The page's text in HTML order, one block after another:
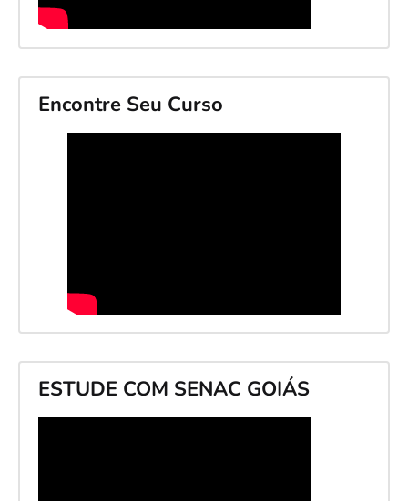
Encontre Seu Curso
ESTUDE COM SENAC GOIÁS